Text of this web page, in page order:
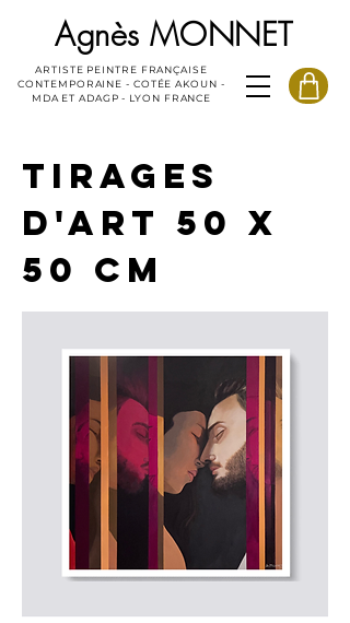
Agnès MONNET
ARTISTE PEINTRE FRANÇAISE
CONTEMPORAINE - COTÉE AKOUN -
MDA ET ADAGP - LYON FRANCE
TIRAGES
D'ART 50 X
50 CM